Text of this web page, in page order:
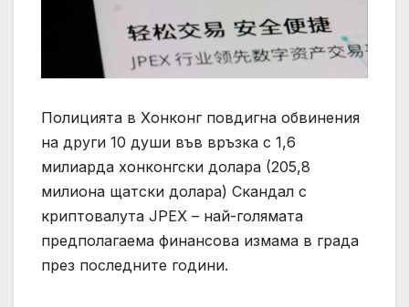
Полицията в Хонконг повдигна обвинения
на други 10 души във връзка с 1,6
милиарда хонконгски долара (205,8
милиона щатски долара) Скандал с
криптовалута JPEX – най-голямата
предполагаема финансова измама в града
през последните години.